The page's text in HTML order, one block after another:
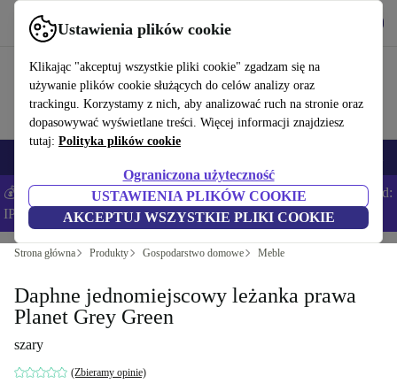
Ustawienia plików cookie
Klikając "akceptuj wszystkie pliki cookie" zgadzam się na
używanie plików cookie służących do celów analizy oraz
trackingu. Korzystamy z nich, aby analizować ruch na stronie oraz
dopasowywać wyświetlane treści. Więcej informacji znajdziesz
tutaj: Polityka plików cookie
Ograniczona użyteczność
USTAWIENIA PLIKÓW COOKIE
AKCEPTUJ WSZYSTKIE PLIKI COOKIE
Korzystaj z refurbed szybko i łatwo
💰Zaoszczędź DODATKOWE 5% na wszystkich iPhone’ach – Kod:
IPHONEDEAL –Regulamin
Strona główna Produkty Gospodarstwo domowe Meble
Daphne jednomiejscowy leżanka prawa
Planet Grey Green
szary
(Zbieramy opinie)